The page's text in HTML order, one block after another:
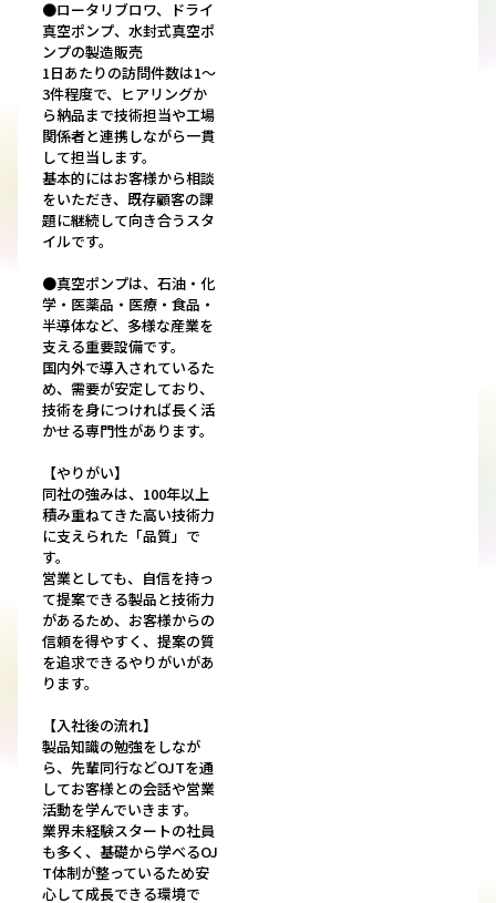
●ロータリブロワ、ドライ
真空ポンプ、水封式真空ポ
ンプの製造販売
1日あたりの訪問件数は1～
3件程度で、ヒアリングか
ら納品まで技術担当や工場
関係者と連携しながら一貫
して担当します。
基本的にはお客様から相談
をいただき、既存顧客の課
題に継続して向き合うスタ
イルです。
●真空ポンプは、石油・化
学・医薬品・医療・食品・
半導体など、多様な産業を
支える重要設備です。
国内外で導入されているた
め、需要が安定しており、
技術を身につければ長く活
かせる専門性があります。
【やりがい】
同社の強みは、100年以上
積み重ねてきた高い技術力
に支えられた「品質」で
す。
営業としても、自信を持っ
て提案できる製品と技術力
があるため、お客様からの
信頼を得やすく、提案の質
を追求できるやりがいがあ
ります。
【入社後の流れ】
製品知識の勉強をしなが
ら、先輩同行などOJTを通
してお客様との会話や営業
活動を学んでいきます。
業界未経験スタートの社員
も多く、基礎から学べるOJ
T体制が整っているため安
心して成長できる環境で